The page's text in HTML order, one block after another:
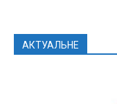
АКТУАЛЬНЕ